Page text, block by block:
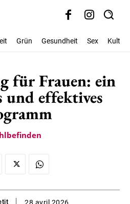
Grün Gesundheit Sex Kultur
für Frauen: ein
und effektives